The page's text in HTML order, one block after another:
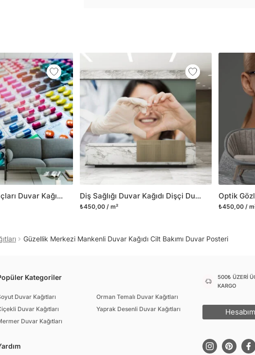
Renkli Eczane İlaçları Duvar Kağıdı Eczane Duvar Posteri Diş Sağlığı Duvar Kağıdı Dişçi Duvar Posteri
₺450,00 / m² ₺450,00 /
yapışkanlı folyolarımız da geniş kullanım
folyolar sayesinde masa, çekmece, dolap
mobilyalarınıza ilk günkü gibi yeni bir
Yüzeyi düz olan cam dahil her türlü yüzeye
dayanıklı yapışkanlı folyo modellerimizi ilgili
bulabilirsiniz.
Duvarium, yalnızca bu ürünlerle sınırlı
kanvas tablo gibi çeşitli duvar dekorasyon
ve satışını yapmaktadır. Duvar tasarımının
kritik dekorasyon alanı olduğunu kabul
yelpazemizi sürekli genişletiyor ve trendlere
sıra yeni trendlerin oluşumunda da öncü rol
Herhangi bir soru ya da sorununuz olursa
geçebilirsiniz.
Güzellik Merkezi Mankenli Duvar Kağıdı Cilt Bakımı Duvar Posteri
Kategoriler
Duvar Kağıtları
Duvar Kağıtları
Duvar Kağıtları
Orman Temalı Duvar Kağıtları
Yaprak Desenli Duvar Kağıtları
500₺ ÜZERİ
KARGO
Hesabım